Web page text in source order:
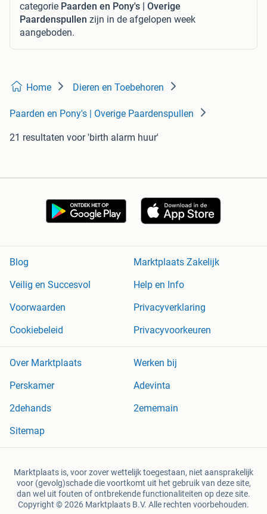
categorie Paarden en Pony's | Overige
Paardenspullen zijn in de afgelopen week
aangeboden.
Home Dieren en Toebehoren
Paarden en Pony's | Overige Paardenspullen
21 resultaten voor 'birth alarm huur'
Blog
Marktplaats Zakelijk
Veilig en Succesvol
Help en Info
Voorwaarden
Privacyverklaring
Cookiebeleid
Privacyvoorkeuren
Over Marktplaats
Werken bij
Perskamer
Adevinta
2dehands
2ememain
Sitemap
Marktplaats is, voor zover wettelijk toegestaan, niet aansprakelijk
voor (gevolg)schade die voortkomt uit het gebruik van deze site,
dan wel uit fouten of ontbrekende functionaliteiten op deze site.
Copyright © 2026 Marktplaats B.V. Alle rechten voorbehouden.